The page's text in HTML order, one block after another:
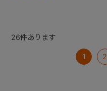
26件あります
1 2